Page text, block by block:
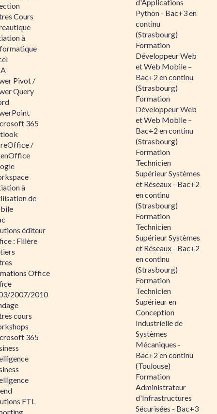
Cours
à
Pivot /
Query
365
/
à
de
éditeur
: Filière
Office
2007/2010
cours
365
ETL
d'Applications
Python - Bac+3 en
continu
(Strasbourg)
Formation
Développeur Web
et Web Mobile –
Bac+2 en continu
(Strasbourg)
Formation
Développeur Web
et Web Mobile –
Bac+2 en continu
(Strasbourg)
Formation
Technicien
Supérieur Systèmes
et Réseaux - Bac+2
en continu
(Strasbourg)
Formation
Technicien
Supérieur Systèmes
et Réseaux - Bac+2
en continu
(Strasbourg)
Formation
Technicien
Supérieur en
Conception
Industrielle de
Systèmes
Mécaniques -
Bac+2 en continu
(Toulouse)
Formation
Administrateur
d'Infrastructures
Sécurisées - Bac+3